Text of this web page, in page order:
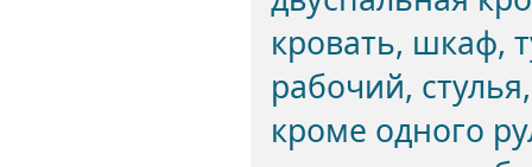
кровать, шкаф,
рабочий,
кроме одного